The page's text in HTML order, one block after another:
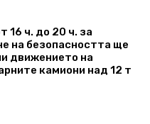
16 ч. до 20 ч. за
на безопасността ще
движението на
камиони над 12 т